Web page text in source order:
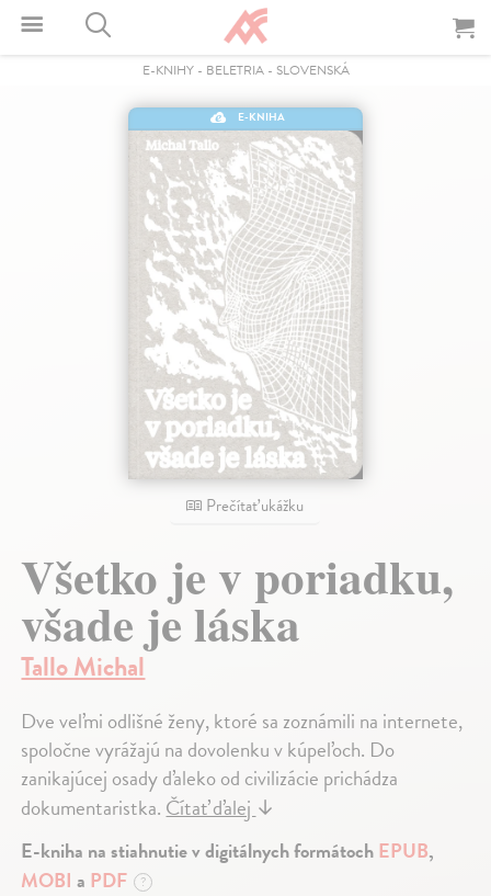
E-KNIHY- BELETRIA- SLOVENSKÁ
E-KNIHA
Prečítať ukážku
Všetko je v poriadku,
všade je láska
Tallo Michal
Dve veľmi odlišné ženy, ktoré sa zoznámili na internete,
spoločne vyrážajú na dovolenku v kúpeľoch. Do
zanikajúcej osady ďaleko od civilizácie prichádza
dokumentaristka.Čítať ďalej↓
E-kniha na stiahnutie v digitálnych formátochEPUB,
MOBI a PDF ?